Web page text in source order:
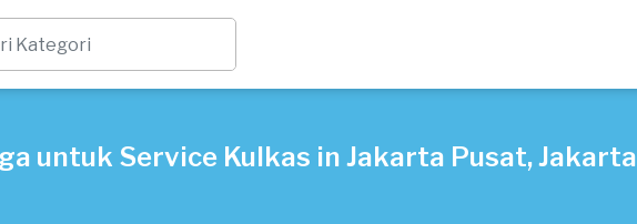
untuk Service Kulkas in Jakarta Pusat, Jakarta